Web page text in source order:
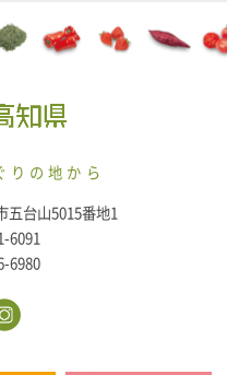
りの地から
五台山5015番地1
6091
6980